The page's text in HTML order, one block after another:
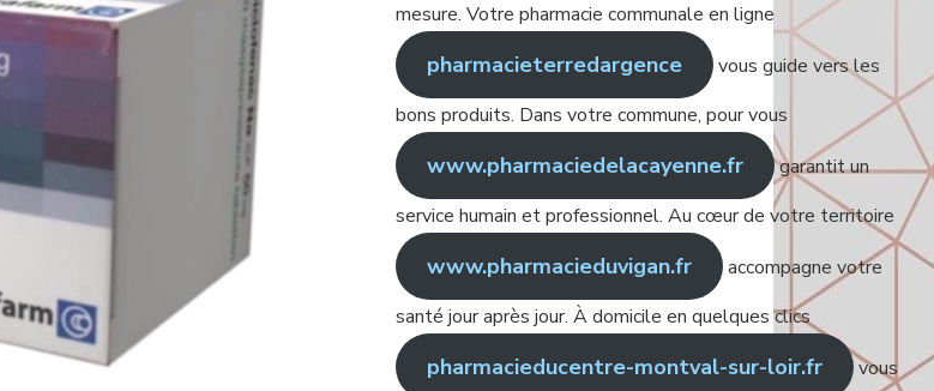
mesure. Votre pharmacie communale en ligne
pharmacieterredargence
vous guide vers les
bons produits. Dans votre commune, pour vous
www.pharmaciedelacayenne.fr
garantit un
service humain et professionnel. Au cœur de votre territoire
www.pharmacieduvigan.fr
accompagne votre
santé jour après jour. À domicile en quelques clics
pharmacieducentre-montval-sur-loir.fr
vous